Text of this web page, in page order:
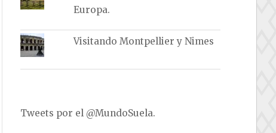
Europa.
Visitando Montpellier y Nimes
Tweets por el @MundoSuela.